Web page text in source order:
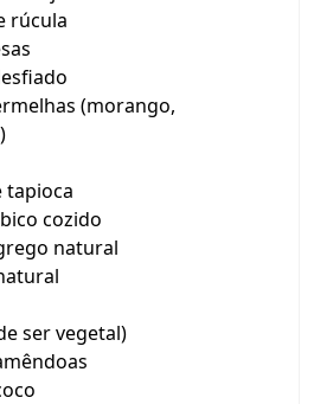
rúcula
(morango,
tapioca
cozido
natural
ser vegetal)